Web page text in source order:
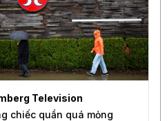
Television
chiếc quần quá mỏng